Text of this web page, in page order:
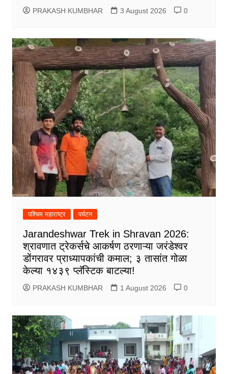
PRAKASH KUMBHAR 3 August 2026 0
पश्चिम महाराष्ट्र पर्यटन
Jarandeshwar Trek in Shravan 2026:
श्रावणात ट्रेकर्सचे आकर्षण ठरणाऱ्या जरंडेश्वर
डोंगरावर प्राध्यापकांची कमाल; ३ तासांत गोळा
केल्या १४३९ प्लॅस्टिक बाटल्या!
PRAKASH KUMBHAR 1 August 2026 0